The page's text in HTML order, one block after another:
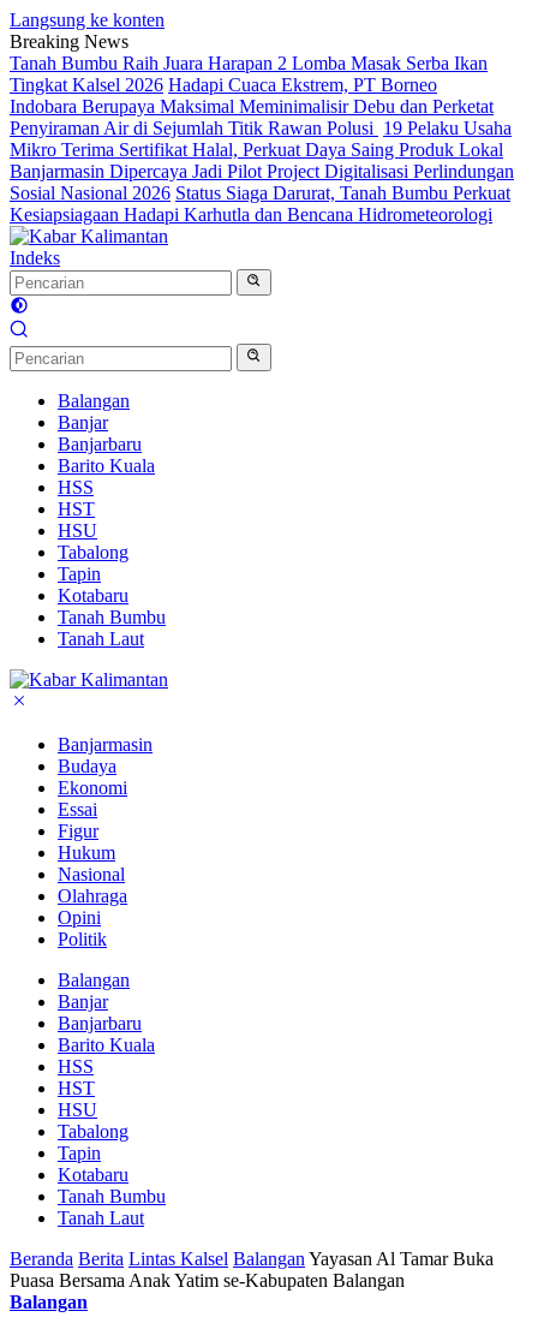
Langsung ke konten
Breaking News
Tanah Bumbu Raih Juara Harapan 2 Lomba Masak Serba Ikan
Tingkat Kalsel 2026 Hadapi Cuaca Ekstrem, PT Borneo
Indobara Berupaya Maksimal Meminimalisir Debu dan Perketat
Penyiraman Air di Sejumlah Titik Rawan Polusi 19 Pelaku Usaha
Mikro Terima Sertifikat Halal, Perkuat Daya Saing Produk Lokal
Banjarmasin Dipercaya Jadi Pilot Project Digitalisasi Perlindungan
Sosial Nasional 2026 Status Siaga Darurat, Tanah Bumbu Perkuat
Kesiapsiagaan Hadapi Karhutla dan Bencana Hidrometeorologi
Indeks
Balangan
Banjar
Banjarbaru
Barito Kuala
HSS
HST
HSU
Tabalong
Tapin
Kotabaru
Tanah Bumbu
Tanah Laut
Banjarmasin
Budaya
Ekonomi
Essai
Figur
Hukum
Nasional
Olahraga
Opini
Politik
Balangan
Banjar
Banjarbaru
Barito Kuala
HSS
HST
HSU
Tabalong
Tapin
Kotabaru
Tanah Bumbu
Tanah Laut
Beranda Berita Lintas Kalsel Balangan Yayasan Al Tamar Buka
Puasa Bersama Anak Yatim se-Kabupaten Balangan
Balangan